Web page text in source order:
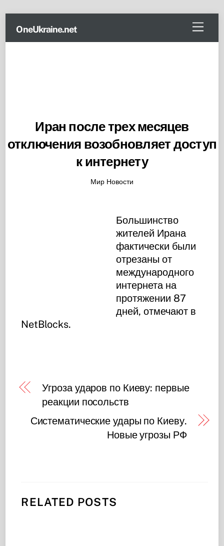
content
Menu
OneUkraine.net
Иран после трех месяцев
отключения возобновляет доступ
к интернету
Мир Новости
Большинство
жителей Ирана
фактически были
отрезаны от
международного
интернета на
протяжении 87
дней, отмечают в
NetBlocks.
Угроза ударов по Киеву: первые
реакции посольств
Систематические удары по Киеву.
Новые угрозы РФ
RELATED POSTS